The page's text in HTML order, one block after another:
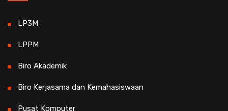
LP3M
LPPM
Biro Akademik
Biro Kerjasama dan Kemahasiswaan
Pusat Komputer